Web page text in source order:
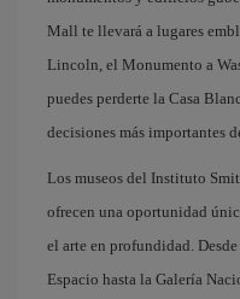
Mall te llevará a lugares
Lincoln, el Monumento a
puedes perderte la Casa
decisiones más importantes
Los museos del Instituto
ofrecen una oportunidad
el arte en profundidad.
Espacio hasta la Galería